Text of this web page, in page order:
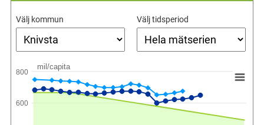
Välj kommun Välj tidsperiod
mil/capita
600
800